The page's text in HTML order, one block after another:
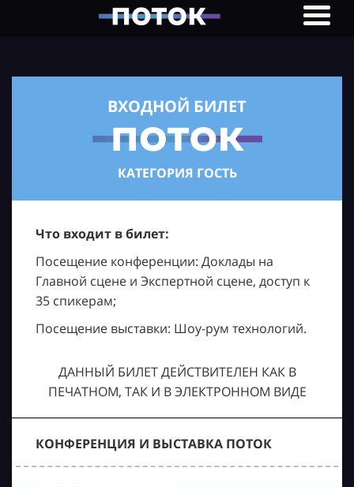
ВХОДНОЙ БИЛЕТ
КАТЕГОРИЯ ГОСТЬ
Что входит в билет:
Посещение конференции: Доклады на
Главной сцене и Экспертной сцене, доступ к
35 спикерам;
Посещение выставки: Шоу-рум технологий.
ДАННЫЙ БИЛЕТ ДЕЙСТВИТЕЛЕН КАК В
ПЕЧАТНОМ, ТАК И В ЭЛЕКТРОННОМ ВИДЕ
КОНФЕРЕНЦИЯ И ВЫСТАВКА ПОТОК